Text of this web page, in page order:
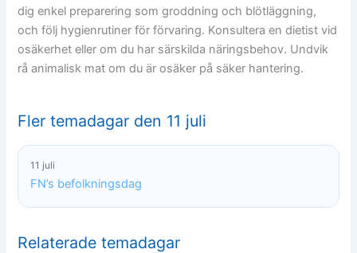
dig enkel preparering som groddning och blötläggning,
och följ hygienrutiner för förvaring. Konsultera en dietist vid
osäkerhet eller om du har särskilda näringsbehov. Undvik
rå animalisk mat om du är osäker på säker hantering.
Fler temadagar den 11 juli
11 juli
FN’s befolkningsdag
Relaterade temadagar